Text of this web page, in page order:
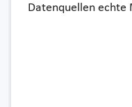
Datenquellen